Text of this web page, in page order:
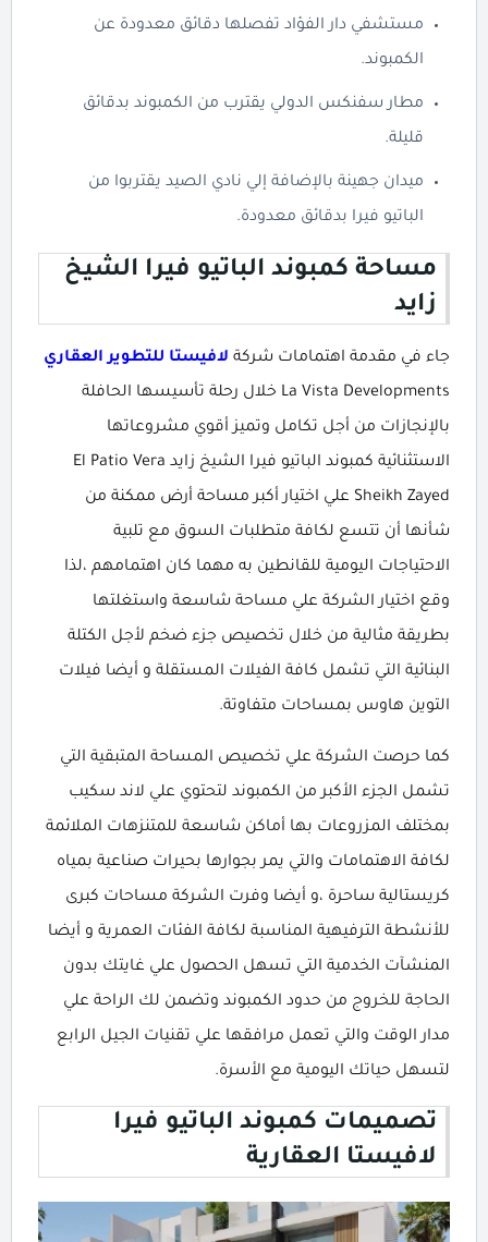
مستشفي دار الفؤاد تفصلها دقائق معدودة عن
الكمبوند.
مطار سفنكس الدولي يقترب من الكمبوند بدقائق
قليلة.
ميدان جهينة بالإضافة إلي نادي الصيد يقتربوا من
الباتيو فيرا بدقائق معدودة.
مساحة كمبوند الباتيو فيرا الشيخ
زايد
جاء في مقدمة اهتمامات شركة لافيستا للتطوير العقاري
La Vista Developments خلال رحلة تأسيسها الحافلة
بالإنجازات من أجل تكامل وتميز أقوي مشروعاتها
الاستثنائية كمبوند الباتيو فيرا الشيخ زايد El Patio Vera
Sheikh Zayed علي اختيار أكبر مساحة أرض ممكنة من
شأنها أن تتسع لكافة متطلبات السوق مع تلبية
الاحتياجات اليومية للقانطين به مهما كان اهتمامهم ،لذا
وقع اختيار الشركة علي مساحة شاسعة واستغلتها
بطريقة مثالية من خلال تخصيص جزء ضخم لأجل الكتلة
البنائية التي تشمل كافة الفيلات المستقلة و أيضا فيلات
التوين هاوس بمساحات متفاوتة.
كما حرصت الشركة علي تخصيص المساحة المتبقية التي
تشمل الجزء الأكبر من الكمبوند لتحتوي علي لاند سكيب
بمختلف المزروعات بها أماكن شاسعة للمتنزهات الملائمة
لكافة الاهتمامات والتي يمر بجوارها بحيرات صناعية بمياه
كريستالية ساحرة ،و أيضا وفرت الشركة مساحات كبرى
للأنشطة الترفيهية المناسبة لكافة الفئات العمرية و أيضا
المنشآت الخدمية التي تسهل الحصول علي غايتك بدون
الحاجة للخروج من حدود الكمبوند وتضمن لك الراحة علي
مدار الوقت والتي تعمل مرافقها علي تقنيات الجيل الرابع
لتسهل حياتك اليومية مع الأسرة.
تصميمات كمبوند الباتيو فيرا
لافيستا العقارية